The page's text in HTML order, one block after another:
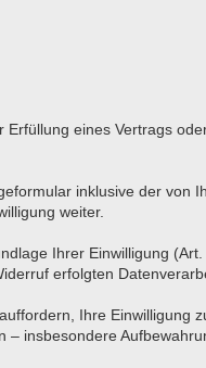
eines Vertrags
inklusive der von
weiter.
Ihrer Einwilligung
erfolgten
Ihre Einwilligung
insbesondere